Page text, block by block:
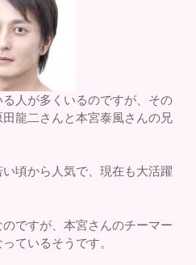
人が多くいるのですが、その
龍二さんと本宮泰風さんの兄
頃から人気で、現在も大活躍
ですが、本宮さんのチーマー
ているそうです。